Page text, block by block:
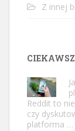
Z innej
Reddit to
czy
platforma …